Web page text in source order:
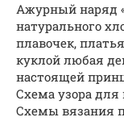
Ажурный наряд
натурального
плавочек,
куклой любая
настоящей
Схема узора
Схемы вязания